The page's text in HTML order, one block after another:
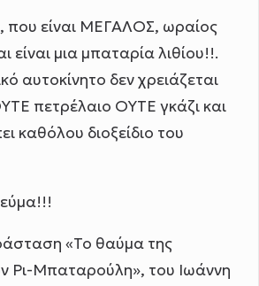
που είναι ΜΕΓΑΛΟΣ, ωραίος
είναι μια μπαταρία λιθίου!!.
αυτοκίνητο δεν χρειάζεται
πετρέλαιο ΟΥΤΕ γκάζι και
καθόλου διοξείδιο του
«Το θαύμα της
Ρι-Μπαταρούλη», του Ιωάννη